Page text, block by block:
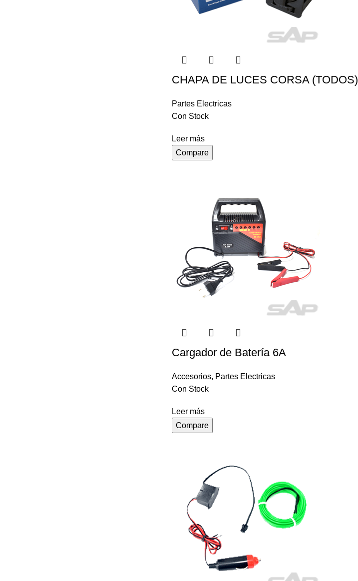
CHAPA DE LUCES CORSA (TODOS)
Partes Electricas
Con Stock
Leer más
Compare
Cargador de Batería 6A
Accesorios, Partes Electricas
Con Stock
Leer más
Compare